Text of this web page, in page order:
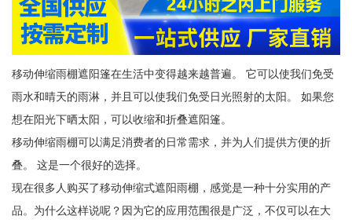
移动伸缩雨棚遮阳篷在生活中变得越来越普遍。 它可以使我们免受
雨水和晴天的雨淋，并且可以使我们免受日光照射的太阳。 如果您
想在阳光下晒太阳，可以收缩和折叠遮阳篷。
移动伸缩雨棚可以满足消费者的日常需求，并为人们提供方便的折
叠。 这是一个很好的选择。
现在很多人购买了移动伸缩式遮阳雨棚，感觉是一种十分实用的产
品。为什么这样说呢？因为它的应用范围很是广泛，不仅可以在大